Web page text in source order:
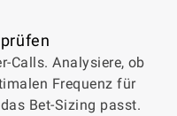
Calls. Analysiere, ob
Frequenz für
Bet-Sizing passt.